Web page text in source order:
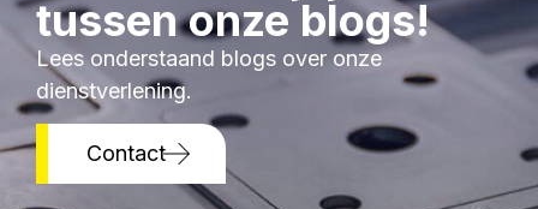
tussen onze blogs!
Lees onderstaand blogs over onze
dienstverlening.
Contact